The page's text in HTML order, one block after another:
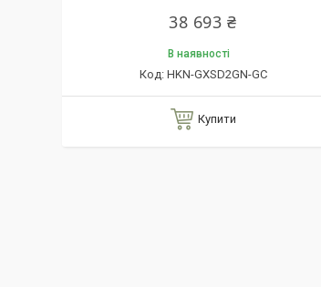
38 693 ₴
В наявності
HKN-GXSD2GN-GC
Купити